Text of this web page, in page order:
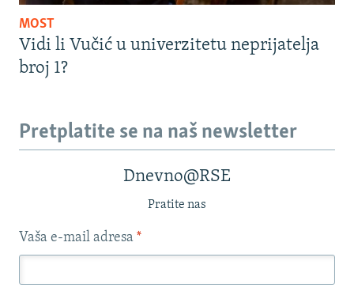
MOST
Vidi li Vučić u univerzitetu neprijatelja
broj 1?
Pretplatite se na naš newsletter
Dnevno@RSE
Pratite nas
Vaša e-mail adresa *